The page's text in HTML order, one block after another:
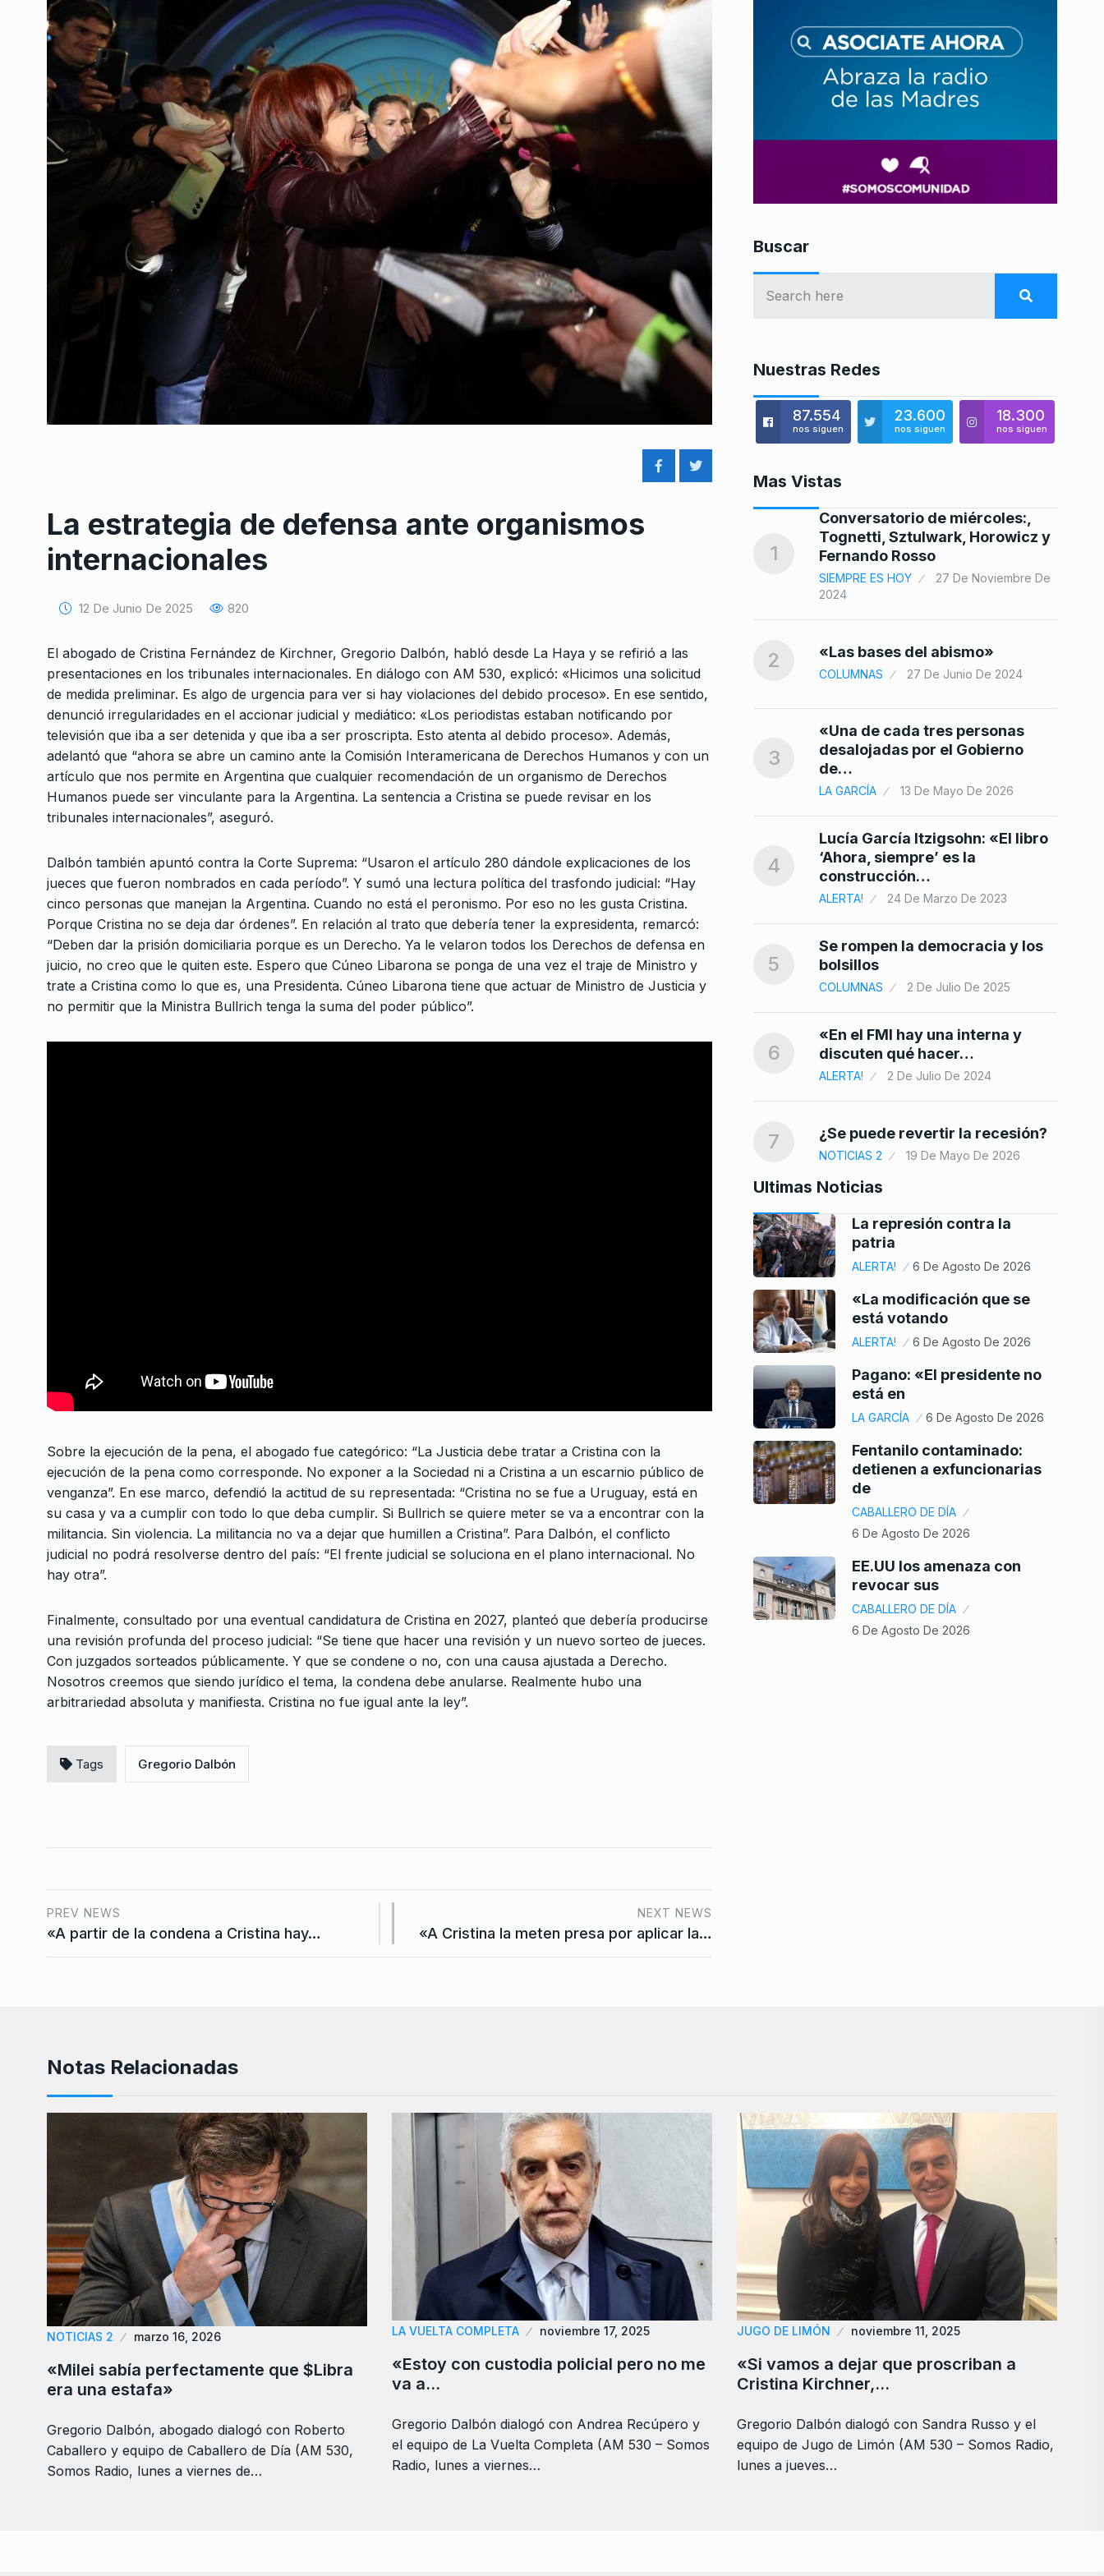
La estrategia de defensa ante organismos
internacionales
12 De Junio De 2025 820
El abogado de Cristina Fernández de Kirchner, Gregorio Dalbón, habló desde La Haya y se refirió a las
presentaciones en los tribunales internacionales. En diálogo con AM 530, explicó: «Hicimos una solicitud
de medida preliminar. Es algo de urgencia para ver si hay violaciones del debido proceso». En ese sentido,
denunció irregularidades en el accionar judicial y mediático: «Los periodistas estaban notificando por
televisión que iba a ser detenida y que iba a ser proscripta. Esto atenta al debido proceso». Además,
adelantó que “ahora se abre un camino ante la Comisión Interamericana de Derechos Humanos y con un
artículo que nos permite en Argentina que cualquier recomendación de un organismo de Derechos
Humanos puede ser vinculante para la Argentina. La sentencia a Cristina se puede revisar en los
tribunales internacionales”, aseguró.
Dalbón también apuntó contra la Corte Suprema: “Usaron el artículo 280 dándole explicaciones de los
jueces que fueron nombrados en cada período”. Y sumó una lectura política del trasfondo judicial: “Hay
cinco personas que manejan la Argentina. Cuando no está el peronismo. Por eso no les gusta Cristina.
Porque Cristina no se deja dar órdenes”. En relación al trato que debería tener la expresidenta, remarcó:
“Deben dar la prisión domiciliaria porque es un Derecho. Ya le velaron todos los Derechos de defensa en
juicio, no creo que le quiten este. Espero que Cúneo Libarona se ponga de una vez el traje de Ministro y
trate a Cristina como lo que es, una Presidenta. Cúneo Libarona tiene que actuar de Ministro de Justicia y
no permitir que la Ministra Bullrich tenga la suma del poder público”.
Sobre la ejecución de la pena, el abogado fue categórico: “La Justicia debe tratar a Cristina con la
ejecución de la pena como corresponde. No exponer a la Sociedad ni a Cristina a un escarnio público de
venganza”. En ese marco, defendió la actitud de su representada: “Cristina no se fue a Uruguay, está en
su casa y va a cumplir con todo lo que deba cumplir. Si Bullrich se quiere meter se va a encontrar con la
militancia. Sin violencia. La militancia no va a dejar que humillen a Cristina”. Para Dalbón, el conflicto
judicial no podrá resolverse dentro del país: “El frente judicial se soluciona en el plano internacional. No
hay otra”.
Finalmente, consultado por una eventual candidatura de Cristina en 2027, planteó que debería producirse
una revisión profunda del proceso judicial: “Se tiene que hacer una revisión y un nuevo sorteo de jueces.
Con juzgados sorteados públicamente. Y que se condene o no, con una causa ajustada a Derecho.
Nosotros creemos que siendo jurídico el tema, la condena debe anularse. Realmente hubo una
arbitrariedad absoluta y manifiesta. Cristina no fue igual ante la ley”.
Tags Gregorio Dalbón
PREV NEWS
«A partir de la condena a Cristina hay…
NEXT NEWS
«A Cristina la meten presa por aplicar la…
Buscar
Nuestras Redes
87.554
nos siguen
23.600
nos siguen
18.300
nos siguen
Mas Vistas
1
Conversatorio de miércoles:,
Tognetti, Sztulwark, Horowicz y
Fernando Rosso
2 «Las bases del abismo»
COLUMNAS 27 De Junio De 2024
3
«Una de cada tres personas
desalojadas por el Gobierno
de…
LA GARCÍA 13 De Mayo De 2026
4
‘Ahora, siempre’ es la
construcción…
ALERTA! 24 De Marzo De 2023
5
Se rompen la democracia y los
bolsillos
COLUMNAS 2 De Julio De 2025
Kerbabian: «Me pasan un
montón de información por día
9
defensa del Instituto Nacional
del Teatro
LA TARDE CON CARLOS POLIMENI
Julio De 2025
10 Los detenidos de la Ley Bases
COLUMNAS 4 De Julio De 2024
1
Conversatorio de miércoles:,
Tognetti, Sztulwark, Horowicz y
Fernando Rosso
SIEMPRE ES HOY
27 De Noviembre De
2024
2 «Las bases del abismo»
COLUMNAS 27 De Junio De 2024
3
«Una de cada tres personas
desalojadas por el Gobierno
de…
LA GARCÍA 13 De Mayo De 2026
4
Lucía García Itzigsohn: «El libro
‘Ahora, siempre’ es la
construcción…
ALERTA! 24 De Marzo De 2023
5
Se rompen la democracia y los
bolsillos
COLUMNAS 2 De Julio De 2025
6
«En el FMI hay una interna y
discuten qué hacer…
ALERTA! 2 De Julio De 2024
7 ¿Se puede revertir la recesión?
NOTICIAS 2 19 De Mayo De 2026
Ultimas Noticias
La represión contra la
patria
ALERTA! 6 De Agosto De 2026
«La modificación que se
está votando
ALERTA! 6 De Agosto De 2026
Pagano: «El presidente no
está en
LA GARCÍA 6 De Agosto De 2026
Fentanilo contaminado:
detienen a exfuncionarias
de
CABALLERO DE DÍA
6 De Agosto De 2026
EE.UU los amenaza con
revocar sus
CABALLERO DE DÍA
6 De Agosto De 2026
Notas Relacionadas
NOTICIAS 2 marzo 16, 2026
«Milei sabía perfectamente que $Libra
era una estafa»
Gregorio Dalbón, abogado dialogó con Roberto
Caballero y equipo de Caballero de Día (AM 530,
Somos Radio, lunes a viernes de…
LA VUELTA COMPLETA noviembre 17, 2025
«Estoy con custodia policial pero no me
va a…
Gregorio Dalbón dialogó con Andrea Recúpero y
el equipo de La Vuelta Completa (AM 530 – Somos
Radio, lunes a viernes…
JUGO DE LIMÓN noviembre 11, 2025
«Si vamos a dejar que proscriban a
Cristina Kirchner,…
Gregorio Dalbón dialogó con Sandra Russo y el
equipo de Jugo de Limón (AM 530 – Somos Radio,
lunes a jueves…